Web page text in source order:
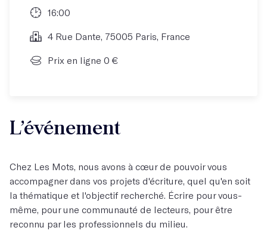
16:00
4 Rue Dante, 75005 Paris, France
Prix en ligne 0 €
L’événement
Chez Les Mots, nous avons à cœur de pouvoir vous
accompagner dans vos projets d'écriture, quel qu'en soit
la thématique et l'objectif recherché. Écrire pour vous-
même, pour une communauté de lecteurs, pour être
reconnu par les professionnels du milieu.